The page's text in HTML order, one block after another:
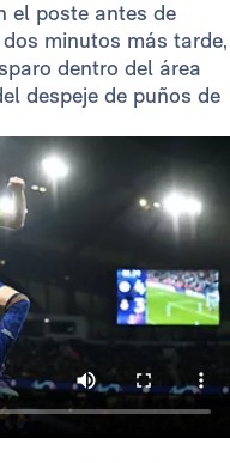
el poste antes de
dos minutos más tarde,
dentro del área
despeje de puños de